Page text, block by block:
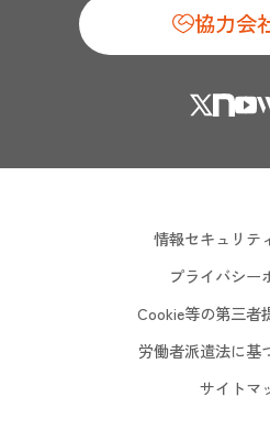
協力会
情報セキュリテ
プライバシー
Cookie等の第三者
労働者派遣法に基
サイトマ